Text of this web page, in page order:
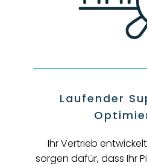
Laufender
Ihr Vertrieb
sorgen dafür, dass Ihr